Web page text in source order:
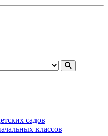
садов
классов